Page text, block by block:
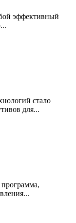
эффективный
стало
для...